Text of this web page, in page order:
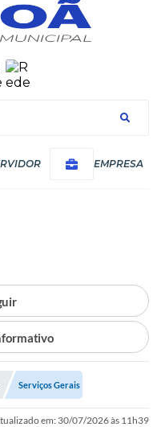
EMPRESA
Serviços Gerais
em: 30/07/2026 às 11h39